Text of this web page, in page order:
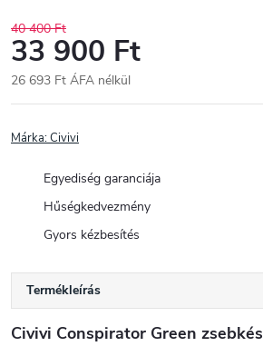
40 400 Ft
33 900 Ft
26 693 Ft ÁFA nélkül
Márka:Civivi
Egyediség garanciája
Hűségkedvezmény
Gyors kézbesítés
Termékleírás
Civivi Conspirator Green zsebkés